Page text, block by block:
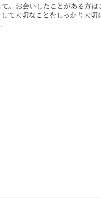
。お会いしたことがある方
て大切なことをしっかり大